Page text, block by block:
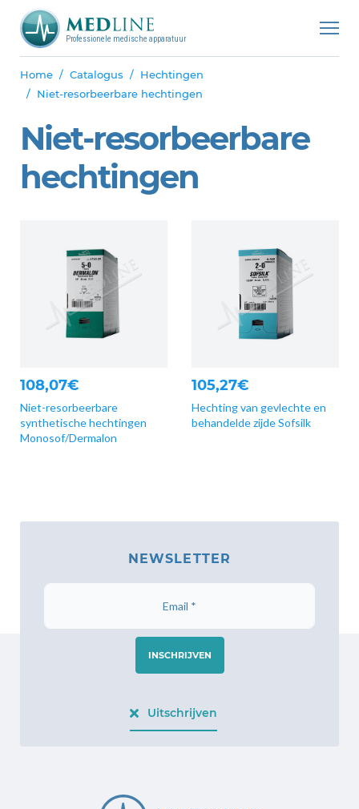
Professionele medische apparatuur
Home Catalogus
Hechtingen
Niet-resorbeerbare hechtingen
Niet-resorbeerbare
hechtingen
108,07€
Niet-resorbeerbare
synthetische hechtingen
Monosof/Dermalon
105,27€
Hechting van gevlechte en
behandelde zijde Sofsilk
NEWSLETTER
INSCHRIJVEN
Uitschrijven